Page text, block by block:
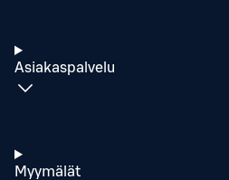
Asiakaspalvelu
Myymälät